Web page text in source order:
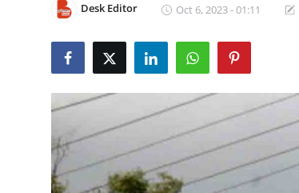
Desk Editor Oct 6, 2023 - 01:11